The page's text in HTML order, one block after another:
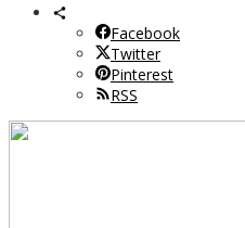
Facebook
Twitter
Pinterest
RSS